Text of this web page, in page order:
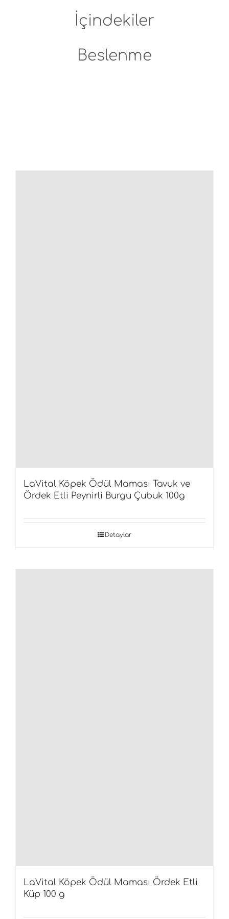
İçindekiler
Beslenme
LaVital Köpek Ödül Maması Tavuk ve
Ördek Etli Peynirli Burgu Çubuk 100g
Detaylar
LaVital Köpek Ödül Maması Ördek Etli
Küp 100 g